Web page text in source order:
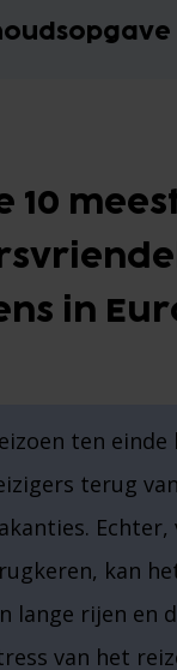
10
in
ten einde
terug
Echter,
kan
lange rijen en
van het